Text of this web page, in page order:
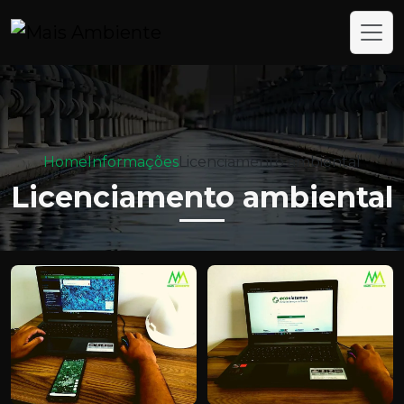
HomeInformaçõesLicenciamento ambiental
Licenciamento ambiental